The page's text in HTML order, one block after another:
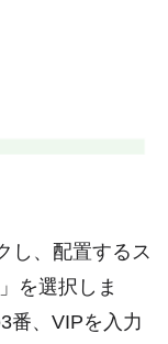
し、配置するス
を選択しま
番、VIPを入力